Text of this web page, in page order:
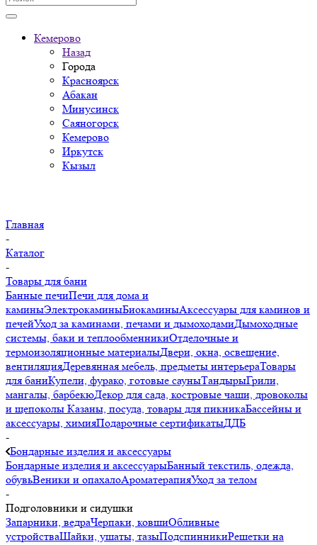
Кемерово
Назад
Города
Красноярск
Абакан
Минусинск
Саяногорск
Кемерово
Иркутск
Кызыл
Главная
-
Каталог
-
Товары для бани
Банные печиПечи для дома и
каминыЭлектрокаминыБиокаминыАксессуары для каминов и
печейУход за каминами, печами и дымоходамиДымоходные
системы, баки и теплообменникиОтделочные и
термоизоляционные материалыДвери, окна, освещение,
вентиляцияДеревянная мебель, предметы интерьераТовары
для баниКупели, фурако, готовые сауныТандырыГрили,
мангалы, барбекюДекор для сада, костровые чаши, дровоколы
и щепоколы Казаны, посуда, товары для пикникаБассейны и
аксессуары, химияПодарочные сертификатыДДБ
-
Бондарные изделия и аксессуары
Бондарные изделия и аксессуарыБанный текстиль, одежда,
обувьВеники и опахалоАроматерапияУход за телом
-
Подголовники и сидушки
Запарники, ведраЧерпаки, ковшиОбливные
устройстваШайки, ушаты, тазыПодспинникиРешетки на